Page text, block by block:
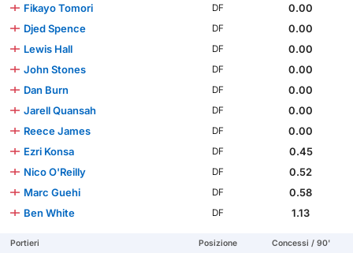
Fikayo Tomori
DF
0.00
Djed Spence
DF
0.00
Lewis Hall
DF
0.00
John Stones
DF
0.00
Dan Burn
DF
0.00
Jarell Quansah
DF
0.00
Reece James
DF
0.00
Ezri Konsa
DF
0.45
Nico O'Reilly
DF
0.52
Marc Guehi
DF
0.58
Ben White
DF 1.13
Portieri Posizione Concessi / 90'